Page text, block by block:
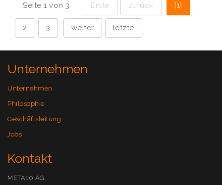
Seite 1 von 3 Erste zurück [1]
2 3 weiter letzte
Unternehmen
Unternehmen
Philosophie
Geschäftsleitung
Jobs
Kontakt
META10 AG